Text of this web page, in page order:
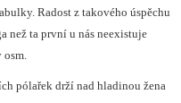
Radost z takového úspěchu
než ta první u nás neexistuje
osm.
pólařek drží nad hladinou žena